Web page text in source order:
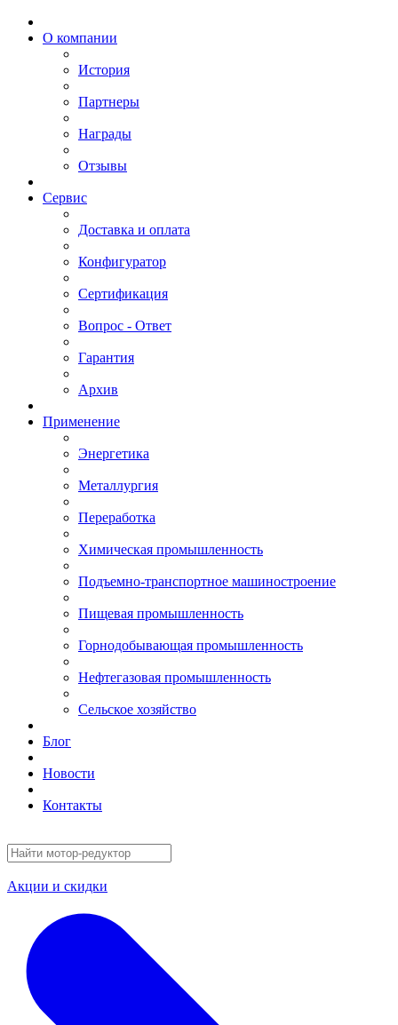
О компании
История
Партнеры
Награды
Отзывы
Сервис
Доставка и оплата
Конфигуратор
Сертификация
Вопрос - Ответ
Гарантия
Архив
Применение
Энергетика
Металлургия
Переработка
Химическая промышленность
Подъемно-транспортное машиностроение
Пищевая промышленность
Горнодобывающая промышленность
Нефтегазовая промышленность
Сельское хозяйство
Блог
Новости
Контакты
Акции и скидки